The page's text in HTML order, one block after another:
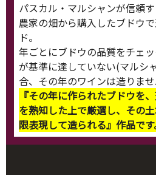
パスカル・マルシャンが信頼
農家の畑から購入したブドウ
ド。
年ごとにブドウの品質をチェ
が基準に達していない(マルシ
合、その年のワインは造りませ
『その年に作られたブドウを
を熟知した上で厳選し、その
限表現して造られる』作品です